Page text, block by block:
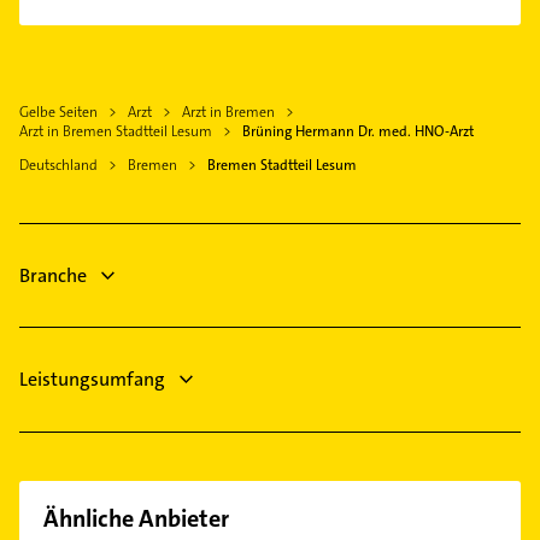
Blockdiek
Buntentor
Burgdamm
Fesenfeld
Gartenstadt Vahr
Gete
Habenhausen
Horn
Elsfleth
Ganderkesee
Weyhe bei Bremen
Hausarzt
Gasinstallateur
Sanitärinstallation
Logopädie
Bauunternehmen
Arzt
Rechtsanwalt
Physiotherapie
Krankengymnastik
Gelbe Seiten Arzt
Arzt in Bremen
Arzt in Bremen Stadtteil Lesum
Brüning Hermann Dr. med. HNO-Arzt
Deutschland
Bremen Bremen Stadtteil Lesum
Branche
Leistungsumfang
Ähnliche Anbieter